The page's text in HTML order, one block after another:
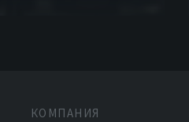
КОМПАНИЯ